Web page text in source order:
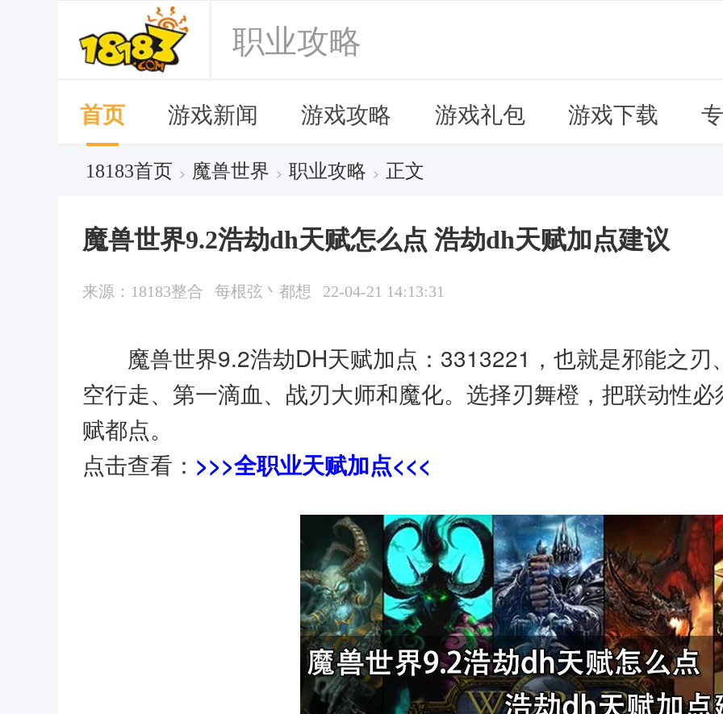
职业攻略
首页 游戏新闻 游戏攻略 游戏礼包 游戏下载
18183首页 > 魔兽世界 > 职业攻略 > 正文
魔兽世界9.2浩劫dh天赋怎么点 浩劫dh天赋加点建议
来源：18183整合 每根弦丶都想 22-04-21 14:13:31
魔兽世界9.2浩劫DH天赋加点：3313221，也就是邪能之
空行走、第一滴血、战刃大师和魔化。选择刃舞橙，把联动性
赋都点。
点击查看： >>>全职业天赋加点<<<